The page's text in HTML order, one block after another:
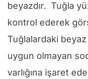
beyazdır. Tuğla
kontrol ederek
Tuğlalardaki
uygun olmayan
varlığına işaret